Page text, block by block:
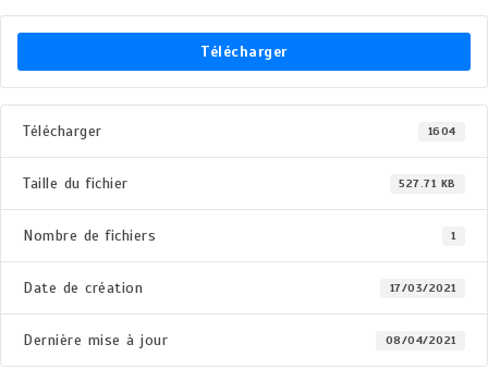
Télécharger
Télécharger 1604
Taille du fichier 527.71 KB
Nombre de fichiers 1
Date de création 17/03/2021
Dernière mise à jour 08/04/2021